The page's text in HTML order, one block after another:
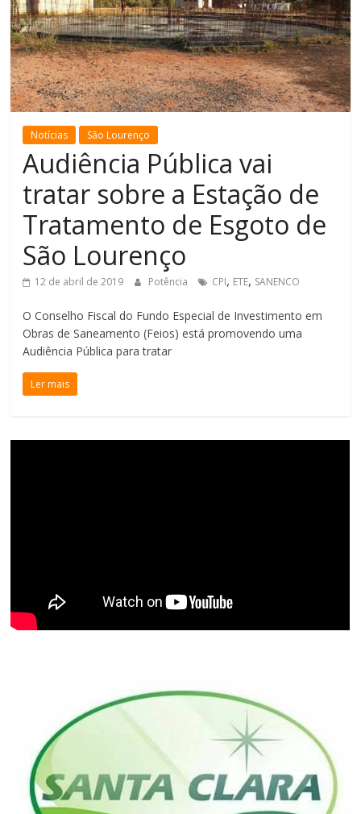
de
Minas
Notícias São Lourenço
Audiência Pública vai
tratar sobre a Estação de
Tratamento de Esgoto de
São Lourenço
12 de abril de 2019 Potência CPI, ETE, SANENCO
O Conselho Fiscal do Fundo Especial de Investimento em
Obras de Saneamento (Feios) está promovendo uma
Audiência Pública para tratar
Ler mais